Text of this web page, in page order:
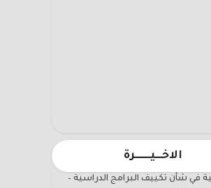
الاخـــيـــــــرة
في شأن تكييف البرامج الدراسية –